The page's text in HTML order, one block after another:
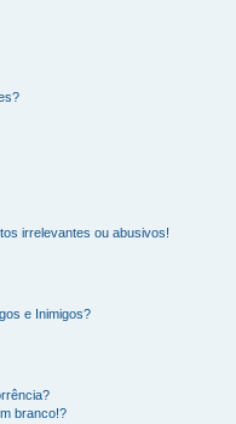
irrelevantes ou abusivos!
e Inimigos?
branco!?